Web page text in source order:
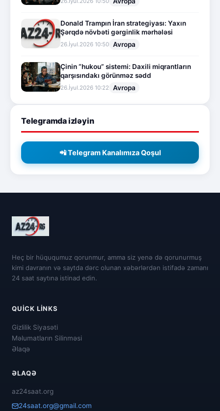
Donald Trampın İran strategiyası: Yaxın
Şərqdə növbəti gərginlik mərhələsi
26.İyul.2026 10:50 Avropa
Çinin “hukou” sistemi: Daxili miqrantların
qarşısındakı görünməz sədd
26.İyul.2026 10:22 Avropa
Telegramda izləyin
📲 Telegram Kanalımıza Qoşul
Heç bir hüququmuz qorunmur, amma siz yenə də qorunurmuş
kimi davranın və saytda dərc olunan xəbərlərdən istifadə zamanı
24 saat saytına istinad edin.
QUICK LINKS
Gizlilik Siyasəti
Məlumatların Silinməsi
Əlaqə
ƏLAQƏ
az24saat.org
24saat.org@gmail.com